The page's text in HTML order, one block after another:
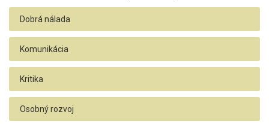
Dobrá nálada
Komunikácia
Kritika
Osobný rozvoj